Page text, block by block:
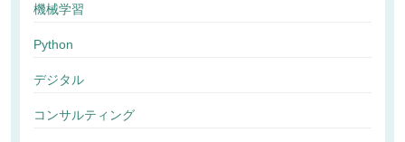
機械学習
Python
デジタル
コンサルティング